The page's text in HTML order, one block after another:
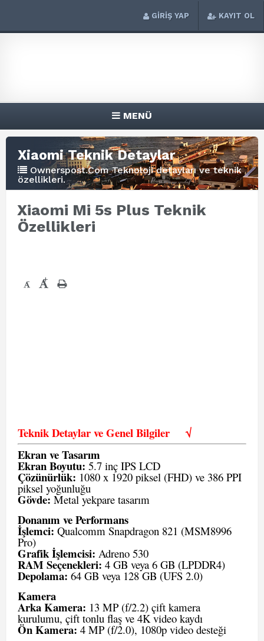
GİRİŞ YAP KAYIT OL
MENÜ
Xiaomi Teknik Detaylar
Ownerspost.Com Teknoloji detayları ve teknik
özellikleri.
Xiaomi Mi 5s Plus Teknik
Özellikleri
- +
Teknik Detaylar ve Genel Bilgiler√
Ekran ve Tasarım
Ekran Boyutu: 5.7 inç IPS LCD
Çözünürlük: 1080 x 1920 piksel (FHD) ve 386 PPI
piksel yoğunluğu
Gövde: Metal yekpare tasarım
Donanım ve Performans
İşlemci: Qualcomm Snapdragon 821 (MSM8996
Pro)
Grafik İşlemcisi: Adreno 530
RAM Seçenekleri: 4 GB veya 6 GB (LPDDR4)
Depolama: 64 GB veya 128 GB (UFS 2.0)
Kamera
Arka Kamera: 13 MP (f/2.2) çift kamera
kurulumu, çift tonlu flaş ve 4K video kaydı
Ön Kamera: 4 MP (f/2.0), 1080p video desteği